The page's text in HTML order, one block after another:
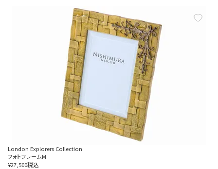
London Explorers Collection
フォトフレームM
¥27,500税込